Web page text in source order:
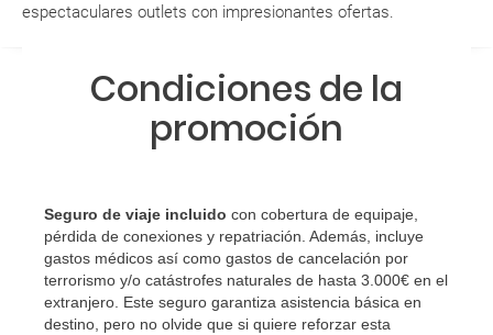
espectaculares outlets con impresionantes ofertas.
quiero al hacer mi solicitud de reserva?
Si tengo los traslados incluidos, ¿dónde debo
dirigirme?
¿Incluye algún seguro de viaje mi reserva?
reservas de viajes?
¿Cuáles son los impuestos de entrada y salida del
país si viajo a América?
Condiciones de la
promoción
Seguro de viaje incluido con cobertura de equipaje,
pérdida de conexiones y repatriación. Además, incluye
gastos médicos así como gastos de cancelación por
terrorismo y/o catástrofes naturales de hasta 3.000€ en el
extranjero. Este seguro garantiza asistencia básica en
destino, pero no olvide que si quiere reforzar esta